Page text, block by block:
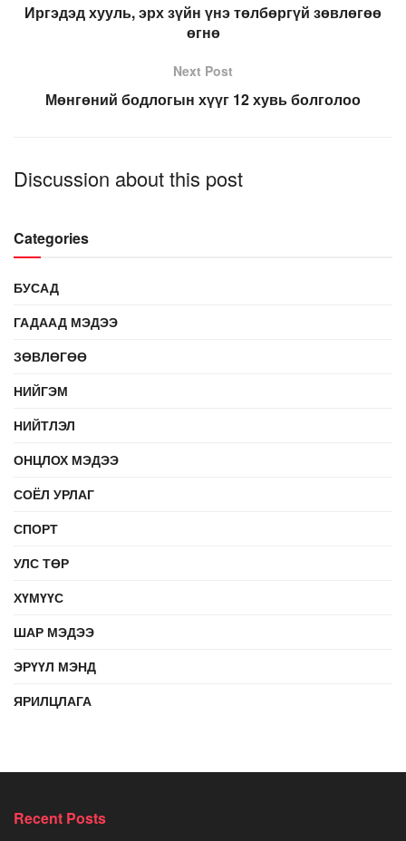
Иргэдэд хууль, эрх зүйн үнэ төлбөргүй зөвлөгөө
өгнө
Next Post
Мөнгөний бодлогын хүүг 12 хувь болголоо
Discussion about this post
Categories
БУСАД
ГАДААД МЭДЭЭ
ЗӨВЛӨГӨӨ
НИЙГЭМ
НИЙТЛЭЛ
ОНЦЛОХ МЭДЭЭ
СОЁЛ УРЛАГ
СПОРТ
УЛС ТӨР
ХҮМҮҮС
ШАР МЭДЭЭ
ЭРҮҮЛ МЭНД
ЯРИЛЦЛАГА
Recent Posts